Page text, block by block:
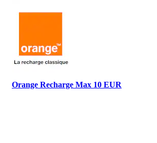
Orange Recharge Max 10 EUR